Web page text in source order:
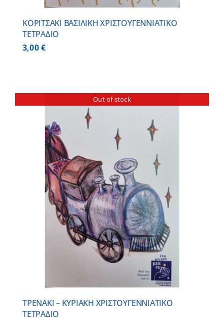
ΚΟΡΙΤΣΑΚΙ ΒΑΣΙΛΙΚΗ ΧΡΙΣΤΟΥΓΕΝΝΙΑΤΙΚΟ
ΤΕΤΡΑΔΙΟ
3,00€
Out of stock
ΤΡΕΝΑΚΙ – ΚΥΡΙΑΚΗ ΧΡΙΣΤΟΥΓΕΝΝΙΑΤΙΚΟ
ΤΕΤΡΑΔΙΟ